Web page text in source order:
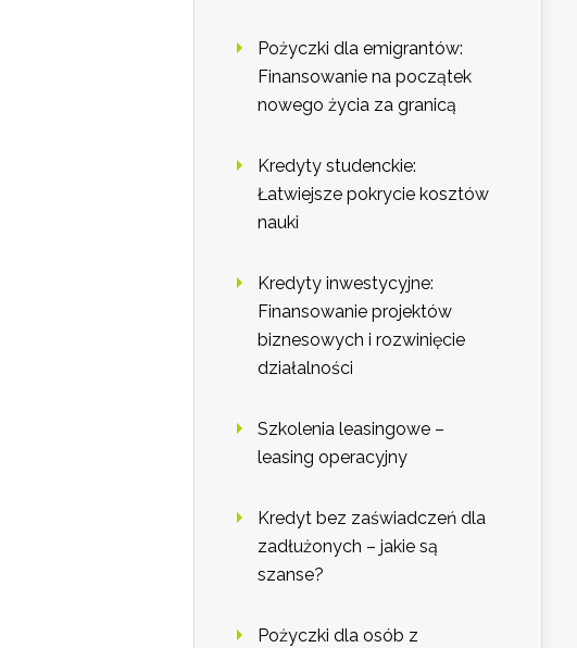
Pożyczki dla emigrantów:
Finansowanie na początek
nowego życia za granicą
Kredyty studenckie:
Łatwiejsze pokrycie kosztów
nauki
Kredyty inwestycyjne:
Finansowanie projektów
biznesowych i rozwinięcie
działalności
Szkolenia leasingowe –
leasing operacyjny
Kredyt bez zaświadczeń dla
zadłużonych – jakie są
szanse?
Pożyczki dla osób z